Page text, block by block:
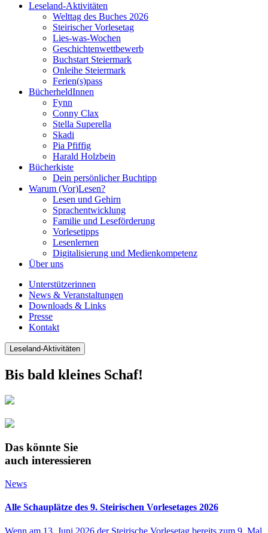
Leseland-Aktivitäten
Welttag des Buches 2026
Steirischer Vorlesetag
Lies-was-Wochen
Geschichtenwettbewerb
Buchstart Steiermark
Onleihe Steiermark
Ferien(s)pass
BücherheldInnen
Fynn
Conny Clax
Stella Superella
Skadi
Pia Pfiffig
Harald Holzbein
Bücherkiste
Dein persönlicher Buchtipp
Warum (Vor)Lesen?
Lesen und Gehirn
Sprachentwicklung
Familie und Leseförderung
Vorlesetipps
Lesenlernen
Digitalisierung und Medienkompetenz
Über uns
Unterstützerinnen
News & Veranstaltungen
Downloads & Links
Presse
Kontakt
Leseland-Aktivitäten
Bis bald kleines Schaf!
Das könnte Sie
auch interessieren
News
Alle Schauplätze des 9. Steirischen Vorlesetages 2026
Wenn am 13. Juni 2026 der Steirische Vorlesetag bereits zum 9. Mal